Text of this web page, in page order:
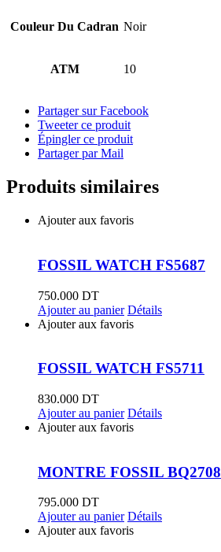
Couleur Du Cadran Noir
ATM 10
Partager sur Facebook
Tweeter ce produit
Épingler ce produit
Partager par Mail
Produits similaires
Ajouter aux favoris
FOSSIL WATCH FS5687
750.000 DT
Ajouter au panier Détails
Ajouter aux favoris
FOSSIL WATCH FS5711
830.000 DT
Ajouter au panier Détails
Ajouter aux favoris
MONTRE FOSSIL BQ2708
795.000 DT
Ajouter au panier Détails
Ajouter aux favoris